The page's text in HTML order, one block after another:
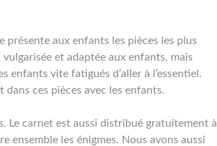
présente aux enfants les pièces les plus
et adaptée aux enfants, mais
enfants vite fatigués d’aller à l’essentiel.
dans ces pièces avec les enfants.
Le carnet est aussi distribué gratuitement à
ensemble les énigmes. Nous avons aussi